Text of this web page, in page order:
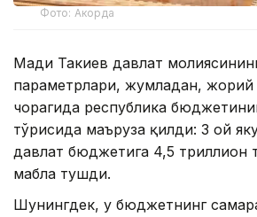
Фото: Акорда
Мади Такиев давлат
параметрлари, жумладан, жорий
чорагида республика
тўғрисида маъруза қилди: 3 ой
давлат бюджетига 4,5 триллион
маблағ тушди.
Шунингдек, у бюджетнинг